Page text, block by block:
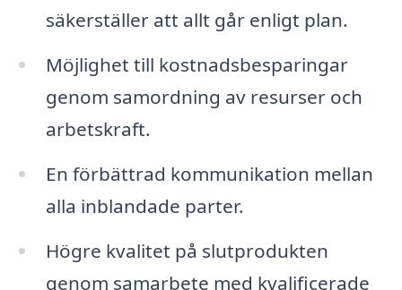
säkerställer att allt går enligt plan.
Möjlighet till kostnadsbesparingar
genom samordning av resurser och
arbetskraft.
En förbättrad kommunikation mellan
alla inblandade parter.
Högre kvalitet på slutprodukten
genom samarbete med kvalificerade